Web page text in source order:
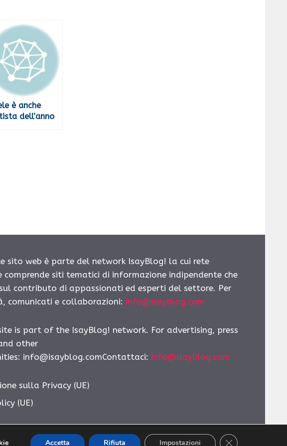
è anche
dell’anno
sito web è parte del network IsayBlog! la cui rete
comprende siti tematici di informazione indipendente che
contributo di appassionati ed esperti del settore. Per
comunicati e collaborazioni: info@isayblog.com
is part of the IsayBlog! network. For advertising, press
other
info@isayblog.comContattaci: info@isayblog.com
sulla Privacy (UE)
(UE)
Accetta Rifiuta Impostazioni CLOSE GDPR